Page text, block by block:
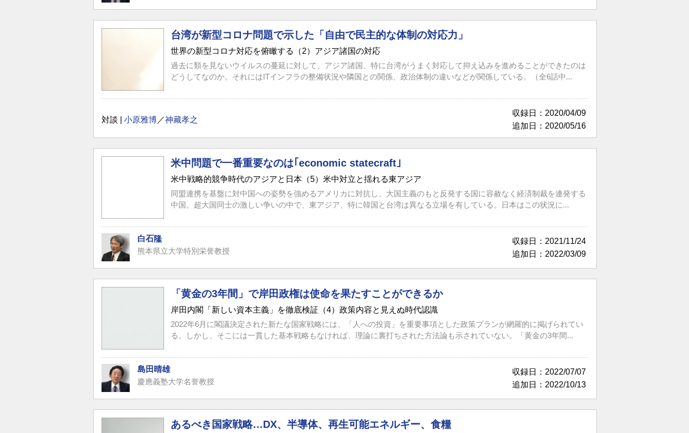
台湾が新型コロナ問題で示した「自由で民主的な体制の対応力」
世界の新型コロナ対応を俯瞰する（2）アジア諸国の対応
過去に類を見ないウイルスの蔓延に対して、アジア諸国、特に台湾がうまく対応して抑え込みを進めることができたのは
どうしてなのか。それにはITインフラの整備状況や隣国との関係、政治体制の違いなどが関係している。（全6話中...
収録日：2020/04/09
追加日：2020/05/16
対談 | 小原雅博／神藏孝之
米中問題で一番重要なのは｢economic statecraft｣
米中戦略的競争時代のアジアと日本（5）米中対立と揺れる東アジア
同盟連携を基盤に対中国への姿勢を強めるアメリカに対抗し、大国主義のもと反発する国に容赦なく経済制裁を連発する
中国。超大国同士の激しい争いの中で、東アジア、特に韓国と台湾は異なる立場を有している。日本はこの状況に...
収録日：2021/11/24
追加日：2022/03/09
白石隆
熊本県立大学特別栄誉教授
「黄金の3年間」で岸田政権は使命を果たすことができるか
岸田内閣「新しい資本主義」を徹底検証（4）政策内容と見えぬ時代認識
2022年6月に閣議決定された新たな国家戦略には、「人への投資」を重要事項とした政策プランが網羅的に掲げられてい
る。しかし、そこには一貫した基本戦略もなければ、理論に裏打ちされた方法論も示されていない。「黄金の3年間...
収録日：2022/07/07
追加日：2022/10/13
島田晴雄
慶應義塾大学名誉教授
あるべき国家戦略…DX、半導体、再生可能エネルギー、食糧